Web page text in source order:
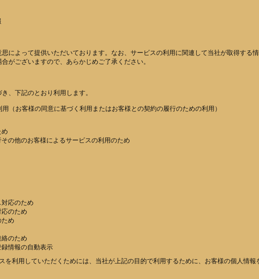
によって提供いただいております。なお、サービスの利用に関連して当社が取得する
がございますので、あらかじめご了承ください。
、下記のとおり利用します。
（お客様の同意に基づく利用またはお客様との契約の履行のための利用）
の他のお客様によるサービスの利用のため
応のため
のため
め
のため
情報の自動表示
を利用していただくためには、当社が上記の目的で利用するために、お客様の個人情報